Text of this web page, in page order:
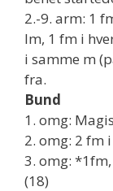
2.-9. arm: 1
lm, 1 fm i
i samme m
fra.
Bund
1. omg:
2. omg: 2 fm
3. omg:
(18)